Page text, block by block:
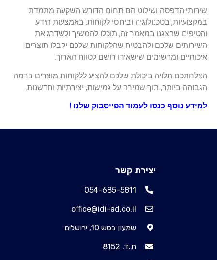
שירותי הדפסה ושילוט הם תחום הדורש השקעה מתמדת
במקצועיות, בטכנולוגיה וביחסי לקוחות. באמצעות הידע
והטיפים שהצגנו במאמר זה, תוכלו להמשיך ולשדרג את
השירותים שלכם ולהבטיח שהלקוחות שלכם יקבלו תוצרים
איכותיים ומרשימים שישאירו רושם לטווח הארוך.
הצלחתכם תלויה ביכולת שלכם להציע ללקוחות מוצרים ברמה
הגבוהה ביותר, תוך שמירה על גמישות, יצירתיות וחדשנות.
למידע נוסף כנסו לעמוד הפייסבוק שלנו !
יצירת קשר
054-685-5811
office@idi-ad.co.il
שמעון בטש 10, ירושלים
ת.ד. 8152